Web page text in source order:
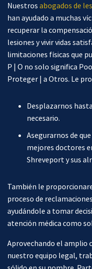
Nuestros abogados de
han ayudado a muchas
recuperar la
lesiones y vivir vidas
limitaciones físicas que
P | O no solo significa
Proteger | a Otros. Le
Desplazarnos
necesario.
Asegurarnos de
mejores doctores
Shreveport y sus
También le
proceso de
ayudándole a tomar
atención médica como
Aprovechando el amplio
nuestro equipo legal,